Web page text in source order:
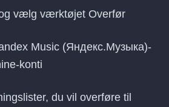
vælg værktøjet Overfør
Music (Яндекс.Музыка)-
konti
du vil overføre til